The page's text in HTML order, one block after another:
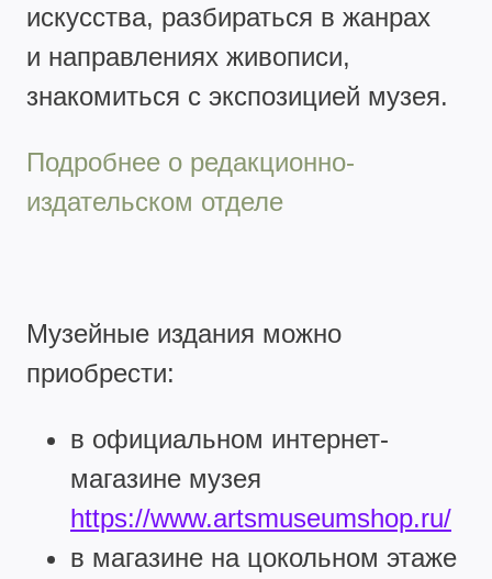
искусства, разбираться в жанрах
и направлениях живописи,
знакомиться с экспозицией музея.
Подробнее о редакционно-
издательском отделе
Музейные издания можно
приобрести:
в официальном интернет-
магазине музея
https://www.artsmuseumshop.ru/
в магазине на цокольном этаже